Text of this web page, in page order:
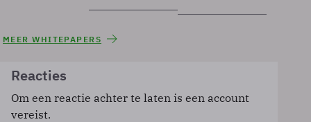
MEER WHITEPAPERS
Reacties
Om een reactie achter te laten is een account
vereist.